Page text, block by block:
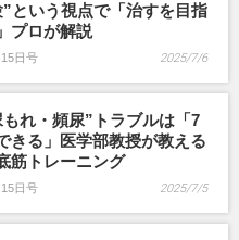
という視点で「治すを目指
プロが解説
日号 2025/7/6
れ・頻尿”トラブルは「7
きる」医学部教授が教える
筋トレーニング
日号 2025/7/5